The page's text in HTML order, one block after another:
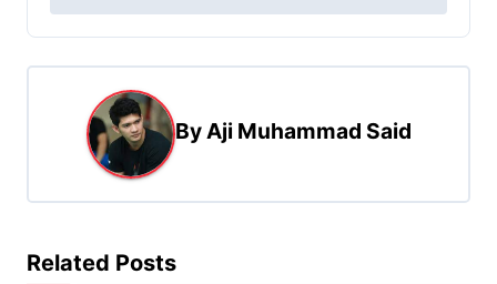
By Aji Muhammad Said
Related Posts